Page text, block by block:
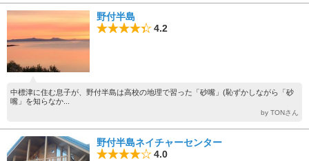
野付半島
4.2
中標津に住む息子が、野付半島は高校の地理で習った「砂嘴」(恥ずかしながら「砂
嘴」を知らなか...
by TONさん
野付半島ネイチャーセンター
4.0